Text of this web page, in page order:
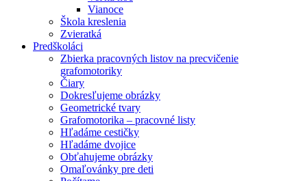
Vianoce
Škola kreslenia
Zvieratká
Predškoláci
Zbierka pracovných listov na precvičenie
grafomotoriky
Čiary
Dokresľujeme obrázky
Geometrické tvary
Grafomotorika – pracovné listy
Hľadáme cestičky
Hľadáme dvojice
Obťahujeme obrázky
Omaľovánky pre deti